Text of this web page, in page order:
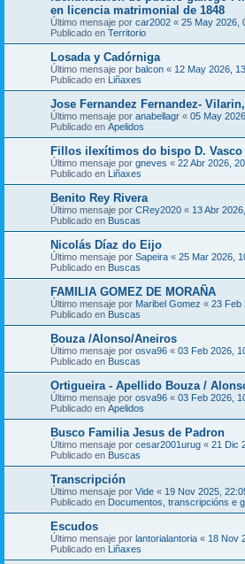
en licencia matrimonial de 1848
Último mensaje por car2002 « 25 May 2026,
Publicado en Territorio
Losada y Cadórniga
Último mensaje por balcon « 12 May 2026,
Publicado en Liñaxes
Jose Fernandez Fernandez-
Último mensaje por anabellagr « 05 May
Publicado en Apelidos
Fillos ilexítimos do bispo D. Vasco
Último mensaje por gneves « 22 Abr 2026,
Publicado en Liñaxes
Benito Rey Rivera
Último mensaje por CRey2020 « 13 Abr
Publicado en Buscas
Nicolás Díaz do Eijo
Último mensaje por Sapeira « 25 Mar 2026,
Publicado en Buscas
FAMILIA GOMEZ DE MORAÑA
Último mensaje por Maribel Gomez « 23 Feb
Publicado en Buscas
Bouza /Alonso/Aneiros
Último mensaje por osva96 « 03 Feb 2026,
Publicado en Buscas
Ortigueira - Apellido Bouza /
Último mensaje por osva96 « 03 Feb 2026,
Publicado en Apelidos
Busco Familia Jesus de Padron
Último mensaje por cesar2001urug « 21 Dic
Publicado en Buscas
Transcripción
Último mensaje por Vide « 19 Nov 2025,
Publicado en Documentos, transcripcións e
Escudos
Último mensaje por lantorialantoria « 18 Nov
Publicado en Liñaxes